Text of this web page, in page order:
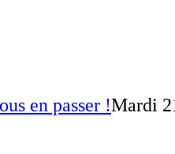
en passer !Mardi